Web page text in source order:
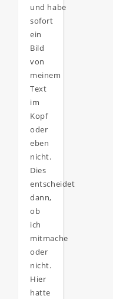
und habe
sofort
ein
Bild
von
meinem
Text
im
Kopf
oder
eben
nicht.
Dies
entscheidet
dann,
ob
ich
mitmache
oder
nicht.
Hier
hatte